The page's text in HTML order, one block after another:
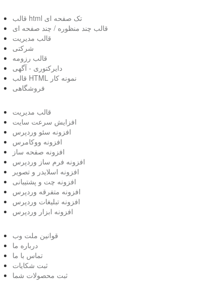
قالب html تک صفحه ای
قالب چند منظوره / چند صفحه ای
قالب مدیریت
شرکتی
قالب رزومه
دایرکتوری - آگهی
قالب HTML نمونه کار
فروشگاهی
قالب مدیریت
افزایش سرعت سایت
افزونه سئو وردپرس
افزونه ووکامرس
افزونه صفحه ساز
افزونه فرم ساز وردپرس
افزونه اسلایدر و تصویر
افزونه چت و پشتیبانی
افزونه متفرقه وردپرس
افزونه تبلیغات وردپرس
افزونه ابزار وردپرس
قوانین ملت وب
درباره ما
تماس با ما
ثبت شکایات
ثبت محصولات شما